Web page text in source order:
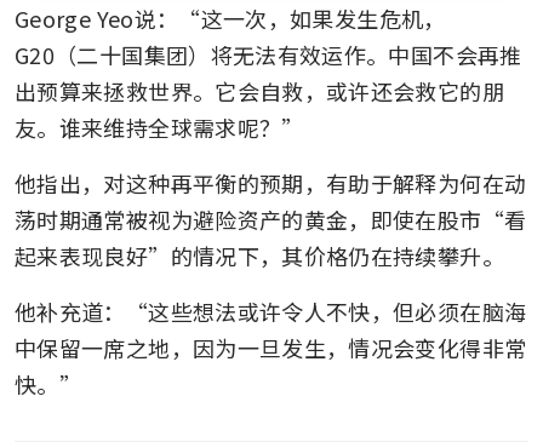
George Yeo说：“这一次，如果发生危机，
G20（二十国集团）将无法有效运作。中国不会再推
出预算来拯救世界。它会自救，或许还会救它的朋
友。谁来维持全球需求呢？”
他指出，对这种再平衡的预期，有助于解释为何在动
荡时期通常被视为避险资产的黄金，即使在股市“看
起来表现良好”的情况下，其价格仍在持续攀升。
他补充道：“这些想法或许令人不快，但必须在脑海
中保留一席之地，因为一旦发生，情况会变化得非常
快。”